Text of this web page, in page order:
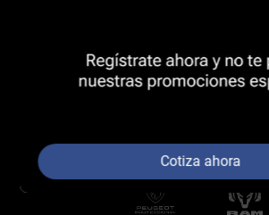
Cotiza ahora